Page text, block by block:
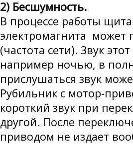
2) Бесшумность.
В процессе работы
электромагнита может
(частота сети). Звук
например ночью, в
прислушаться звук
Рубильник с мотор-
короткий звук при
другой. После
приводом не издает